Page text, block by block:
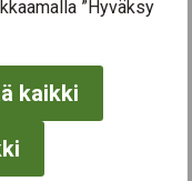
”Hyväksy
kaikki
järjesti